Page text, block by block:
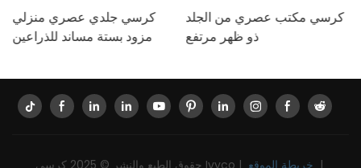
كرسي جلدي عصري منزلي
مزود بستة مساند للذراعين
كرسي مكتب عصري من الجلد
ذو ظهر مرتفع
حقوق الطبع والنشر © 2025 كرسي Ivyco | |